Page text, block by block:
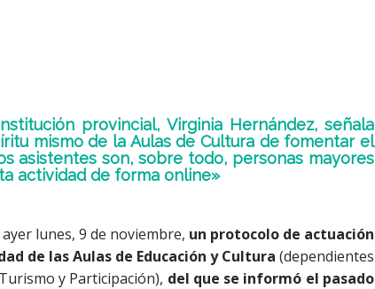
provincial, Virginia Hernández, señala
mismo de la Aulas de Cultura de fomentar el
asistentes son, sobre todo, personas mayores
actividad de forma online»
lunes, 9 de noviembre, un protocolo de actuación
de las Aulas de Educación y Cultura (dependientes
y Participación), del que se informó el pasado